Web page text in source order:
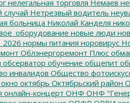
нелегальная торговля Немаев
случай Нетрезвый водитель
больница Николай Канделя
новые люди
нормы питания норовирус
Облэнергоремонт Плюс
обсерватор обучение общепит
инвалидов Общество
окно октябрь Октябрьский район
онлайн-концерт ОНФ ОНФ